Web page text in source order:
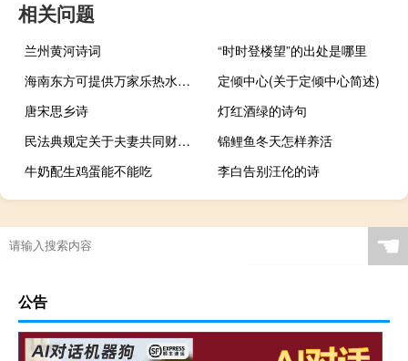
相关问题
兰州黄河诗词
“时时登楼望”的出处是哪里
海南东方可提供万家乐热水器维修服务地址在哪
定倾中心(关于定倾中心简述)
唐宋思乡诗
灯红酒绿的诗句
民法典规定关于夫妻共同财产怎么认定
锦鲤鱼冬天怎样养活
牛奶配生鸡蛋能不能吃
李白告别汪伦的诗
☚
公告